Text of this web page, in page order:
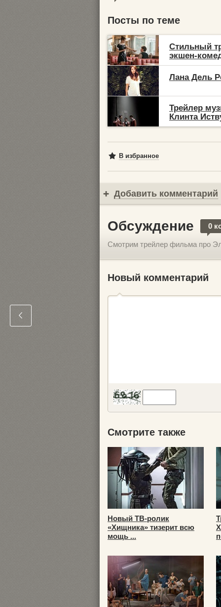
Посты по теме
Стильный
экшен-
Лана Дель
Трейлер
Клинта
В избранное
Добавить комментарий
Обсуждение 0
Смотрим трейлер фильма про
Новый комментарий
Смотрите также
Новый ТВ-ролик
«Хищника» тизерит всю
мощь ...